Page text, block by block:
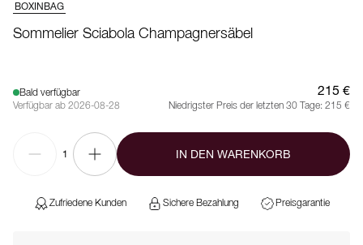
BOXINBAG
Sommelier Sciabola Champagnersäbel
Bald verfügbar
Verfügbar ab 2026-08-28
215 €
Niedrigster Preis der letzten 30 Tage: 215 €
1 IN DEN WARENKORB
Zufriedene Kunden Sichere Bezahlung Preisgarantie